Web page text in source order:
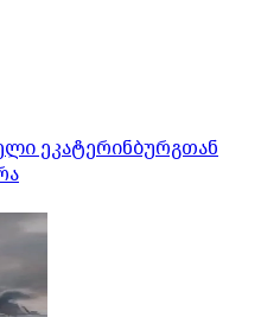
ეკატერინბურგთან